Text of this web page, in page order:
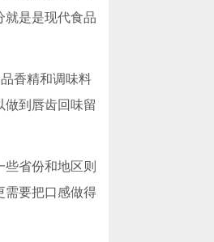
就是是现代食品
香精和调味料
做到唇齿回味留
省份和地区则
需要把口感做得